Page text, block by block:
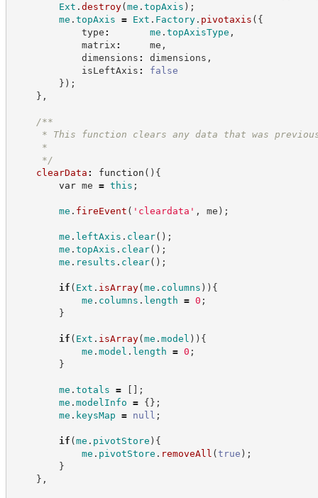
Ext . destroy(me . topAxis ) ;
me . topAxis = Ext . Factory. pivotaxis ( {
type : me . topAxisType ,
matrix : me ,
dimensions : dimensions ,
isLeftAxis :
false
} ) ;
} ,
/**
* This function clears any data that was
*
*/
clearData : function ( ) {
var me = this ;
me . fireEvent ( ' cleardata ' , me ) ;
me . leftAxis . clear( ) ;
me . topAxis . clear( ) ;
me . results . clear( ) ;
if ( Ext . isArray(me . columns ) ) {
me . columns . length = 0 ;
}
if ( Ext . isArray(me . model ) ) {
me . model . length = 0 ;
}
me . totals = [ ] ;
me . modelInfo = {} ;
me . keysMap = null ;
if (me . pivotStore ) {
me . pivotStore . removeAll (true ) ;
}
} ,